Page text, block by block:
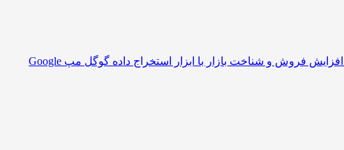
افزایش فروش و شناخت بازار با ابزار استخراج داده گوگل مپ Google